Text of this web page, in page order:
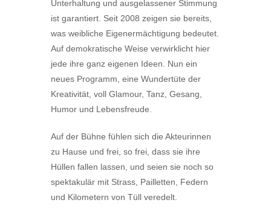
Unterhaltung und ausgelassener Stimmung
ist garantiert. Seit 2008 zeigen sie bereits,
was weibliche Eigenermächtigung bedeutet.
Auf demokratische Weise verwirklicht hier
jede ihre ganz eigenen Ideen. Nun ein
neues Programm, eine Wundertüte der
Kreativität, voll Glamour, Tanz, Gesang,
Humor und Lebensfreude.
Auf der Bühne fühlen sich die Akteurinnen
zu Hause und frei, so frei, dass sie ihre
Hüllen fallen lassen, und seien sie noch so
spektakulär mit Strass, Pailletten, Federn
und Kilometern von Tüll veredelt.